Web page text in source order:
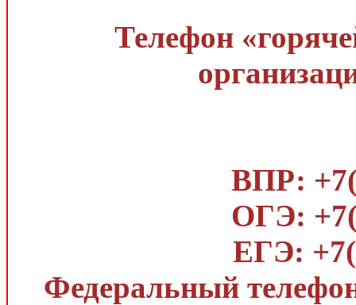
Телефон
ВПР:
ОГЭ:
ЕГЭ:
Федеральный